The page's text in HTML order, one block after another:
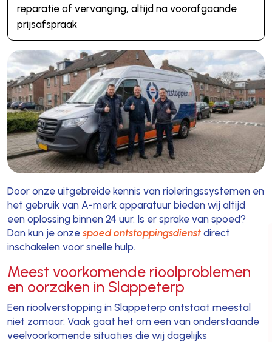
reparatie of vervanging, altijd na voorafgaande
prijsafspraak
Door onze uitgebreide kennis van rioleringssystemen en
het gebruik van A-merk apparatuur bieden wij altijd
een oplossing binnen 24 uur. Is er sprake van spoed?
Dan kun je onze spoed ontstoppingsdienstdirect
inschakelen voor snelle hulp.
Meest voorkomende rioolproblemen
en oorzaken in Slappeterp
Een rioolverstopping in Slappeterp ontstaat meestal
niet zomaar. Vaak gaat het om een van onderstaande
veelvoorkomende situaties die wij dagelijks